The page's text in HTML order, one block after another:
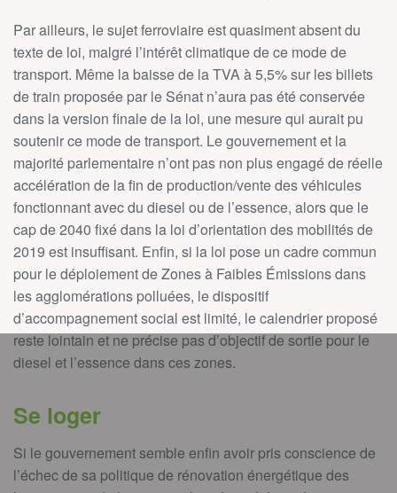
Par ailleurs, le sujet ferroviaire est quasiment absent du
texte de loi, malgré l’intérêt climatique de ce mode de
transport. Même la baisse de la TVA à 5,5% sur les billets
de train proposée par le Sénat n’aura pas été conservée
dans la version finale de la loi, une mesure qui aurait pu
soutenir ce mode de transport. Le gouvernement et la
majorité parlementaire n’ont pas non plus engagé de réelle
accélération de la fin de production/vente des véhicules
fonctionnant avec du diesel ou de l’essence, alors que le
cap de 2040 fixé dans la loi d’orientation des mobilités de
2019 est insuffisant. Enfin, si la loi pose un cadre commun
pour le déploiement de Zones à Faibles Émissions dans
les agglomérations polluées, le dispositif
d’accompagnement social est limité, le calendrier proposé
reste lointain et ne précise pas d’objectif de sortie pour le
diesel et l’essence dans ces zones.
Se loger
Si le gouvernement semble enfin avoir pris conscience de
l’échec de sa politique de rénovation énergétique des